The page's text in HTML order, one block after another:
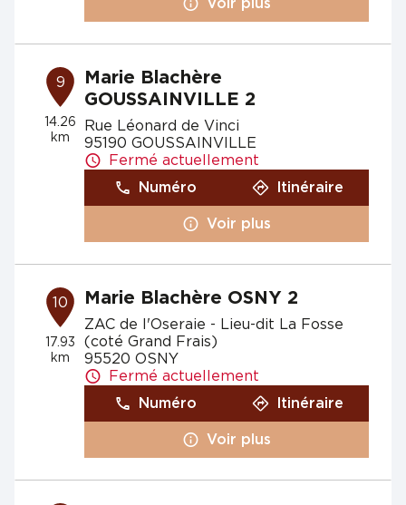
Voir plus
9
14.26
km
Marie Blachère
GOUSSAINVILLE 2
Rue Léonard de Vinci
95190 GOUSSAINVILLE
Fermé actuellement
Numéro
Itinéraire
Voir plus
10
17.93
km
Marie Blachère OSNY 2
ZAC de l'Oseraie - Lieu-dit La Fosse
(coté Grand Frais)
95520 OSNY
Fermé actuellement
Numéro
Itinéraire
Voir plus